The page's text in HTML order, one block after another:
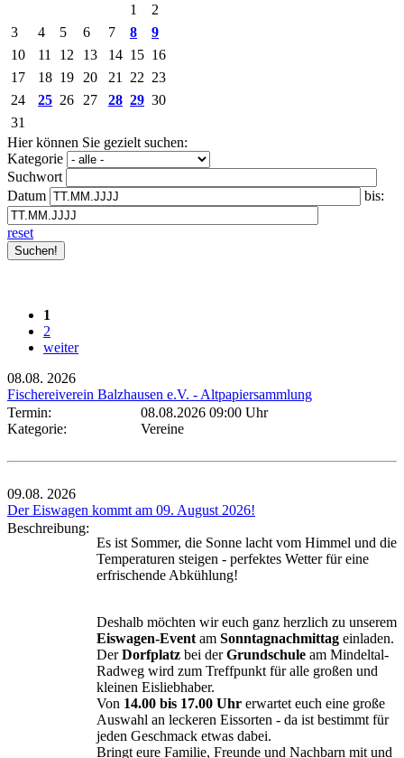
1
2
3
4 5 6 7 8
9
10
11 12 13 14 15 16
17
18 19 20 21 22 23
24
25 26 27 28 29 30
31
Hier können Sie gezielt suchen:
Kategorie
Suchwort
Datum
bis:
reset
1
2
weiter
08.08. 2026
Fischereiverein Balzhausen e.V. - Altpapiersammlung
Termin:
08.08.2026 09:00 Uhr
Kategorie:
Vereine
09.08. 2026
Der Eiswagen kommt am 09. August 2026!
Beschreibung:
Es ist Sommer, die Sonne lacht vom Himmel und die
Temperaturen steigen - perfektes Wetter für eine
erfrischende Abkühlung!
Deshalb möchten wir euch ganz herzlich zu unserem
Eiswagen-Event am Sonntagnachmittag einladen.
DerDorfplatz bei derGrundschule am Mindeltal-
Radweg wird zum Treffpunkt für alle großen und
kleinen Eisliebhaber.
Von 14.00 bis 17.00 Uhr erwartet euch eine große
Auswahl an leckeren Eissorten - da ist bestimmt für
jeden Geschmack etwas dabei.
Bringt eure Familie, Freunde und Nachbarn mit und